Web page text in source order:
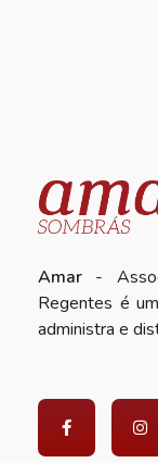
Amar -
Regentes é
administra e